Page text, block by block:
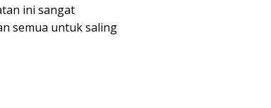
ini sangat
semua untuk saling